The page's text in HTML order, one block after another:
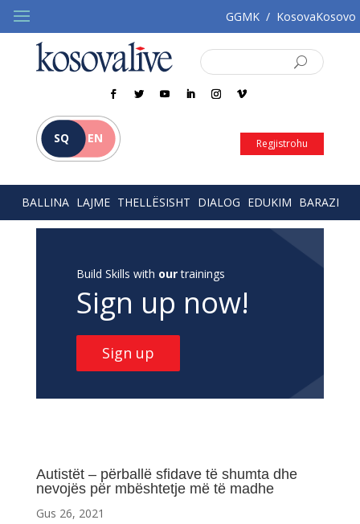
GGMK / KosovaKosovo
SQ EN Regjistrohu
BALLINA LAJME THELLËSISHT DIALOG EDUKIM BARAZI
Build Skills with ourtrainings
Sign up now!
Sign up
Autistët – përballë sfidave të shumta dhe
nevojës për mbështetje më të madhe
Gus 26, 2021